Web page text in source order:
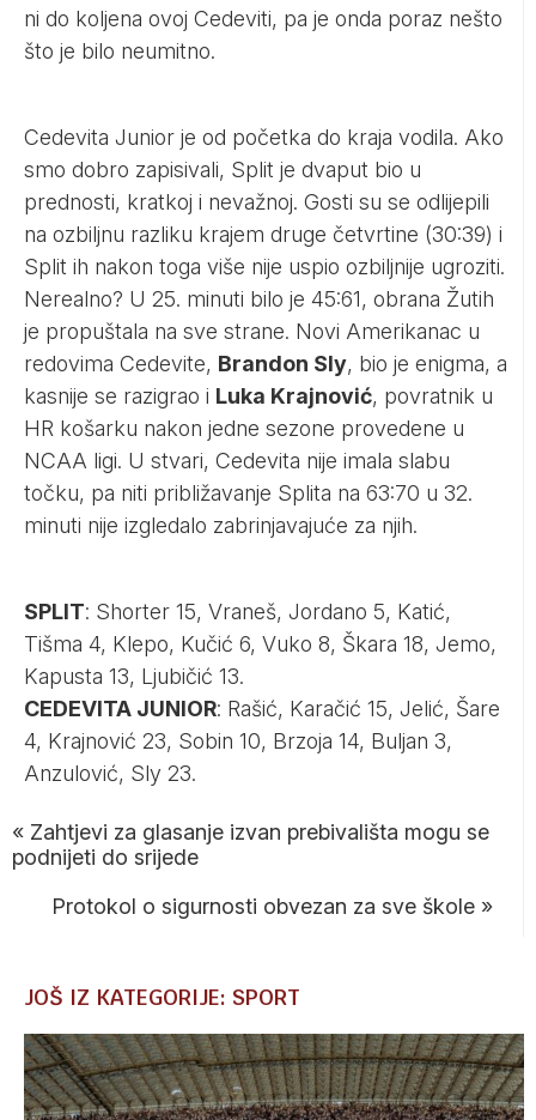
ni do koljena ovoj Cedeviti, pa je onda poraz nešto
što je bilo neumitno.
Cedevita Junior je od početka do kraja vodila. Ako
smo dobro zapisivali, Split je dvaput bio u
prednosti, kratkoj i nevažnoj. Gosti su se odlijepili
na ozbiljnu razliku krajem druge četvrtine (30:39) i
Split ih nakon toga više nije uspio ozbiljnije ugroziti.
Nerealno? U 25. minuti bilo je 45:61, obrana Žutih
je propuštala na sve strane. Novi Amerikanac u
redovima Cedevite, Brandon Sly, bio je enigma, a
kasnije se razigrao i Luka Krajnović, povratnik u
HR košarku nakon jedne sezone provedene u
NCAA ligi. U stvari, Cedevita nije imala slabu
točku, pa niti približavanje Splita na 63:70 u 32.
minuti nije izgledalo zabrinjavajuće za njih.
SPLIT: Shorter 15, Vraneš, Jordano 5, Katić,
Tišma 4, Klepo, Kučić 6, Vuko 8, Škara 18, Jemo,
Kapusta 13, Ljubičić 13.
CEDEVITA JUNIOR: Rašić, Karačić 15, Jelić, Šare
4, Krajnović 23, Sobin 10, Brzoja 14, Buljan 3,
Anzulović, Sly 23.
« Zahtjevi za glasanje izvan prebivališta mogu se
podnijeti do srijede
Protokol o sigurnosti obvezan za sve škole »
JOŠ IZ KATEGORIJE: SPORT